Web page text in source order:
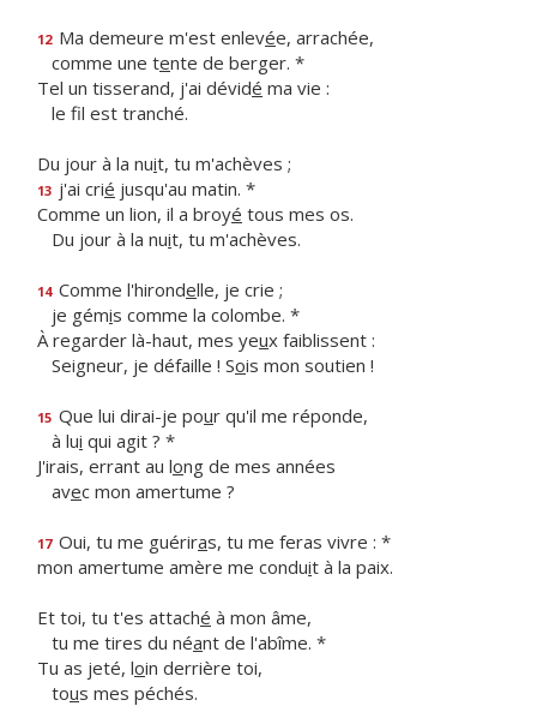
12 Ma demeure m'est enlevée, arrachée,
comme une tente de berger. *
Tel un tisserand, j'ai dévidé ma vie :
le fl est tranché.
Du jour à la nuit, tu m'achèves ;
13 j'ai crié jusqu'au matin. *
Comme un lion, il a broyé tous mes os.
Du jour à la nuit, tu m'achèves.
14 Comme l'hirondelle, je crie ;
je gémis comme la colombe. *
À regarder là-haut, mes yeux faiblissent :
Seigneur, je défaille ! Sois mon soutien !
15 Que lui dirai-je pour qu'il me réponde,
à lui qui agit ? *
J'irais, errant au long de mes années
avec mon amertume ?
17 Oui, tu me guériras, tu me feras vivre : *
mon amertume amère me conduit à la paix.
Et toi, tu t'es attaché à mon âme,
tu me tires du néant de l'abîme. *
Tu as jeté, loin derrière toi,
tous mes péchés.